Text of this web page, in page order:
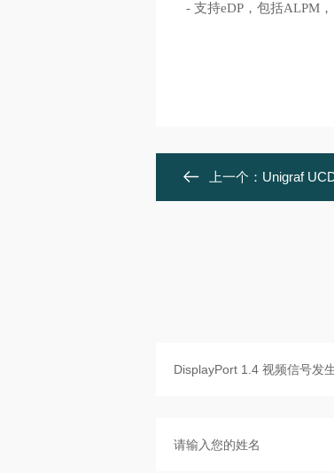
- 支持eDP，包括ALPM
上一个： Unigraf UCD-